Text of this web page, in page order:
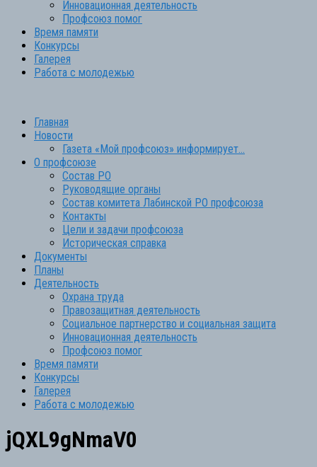
Инновационная деятельность
Профсоюз помог
Время памяти
Конкурсы
Галерея
Работа с молодежью
Главная
Новости
Газета «Мой профсоюз» информирует…
О профсоюзе
Состав РО
Руководящие органы
Состав комитета Лабинской РО профсоюза
Контакты
Цели и задачи профсоюза
Историческая справка
Документы
Планы
Деятельность
Охрана труда
Правозащитная деятельность
Социальное партнерство и социальная защита
Инновационная деятельность
Профсоюз помог
Время памяти
Конкурсы
Галерея
Работа с молодежью
jQXL9gNmaV0